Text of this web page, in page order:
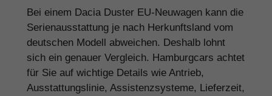
Bei einem Dacia Duster EU-Neuwagen kann die
Serienausstattung je nach Herkunftsland vom
deutschen Modell abweichen. Deshalb lohnt
sich ein genauer Vergleich. Hamburgcars achtet
für Sie auf wichtige Details wie Antrieb,
Ausstattungslinie, Assistenzsysteme, Lieferzeit,